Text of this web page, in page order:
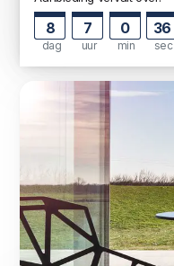
8
dag
7
uur
0
min
35
sec